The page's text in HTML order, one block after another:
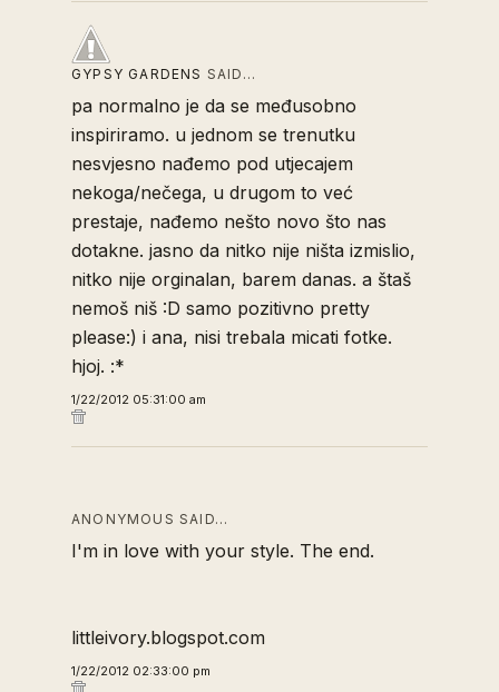
GYPSY GARDENS SAID…
pa normalno je da se međusobno
inspiriramo. u jednom se trenutku
nesvjesno nađemo pod utjecajem
nekoga/nečega, u drugom to već
prestaje, nađemo nešto novo što nas
dotakne. jasno da nitko nije ništa izmislio,
nitko nije orginalan, barem danas. a štaš
nemoš niš :D samo pozitivno pretty
please:) i ana, nisi trebala micati fotke.
hjoj. :*
1/22/2012 05:31:00 am
ANONYMOUS SAID…
I'm in love with your style. The end.
littleivory.blogspot.com
1/22/2012 02:33:00 pm